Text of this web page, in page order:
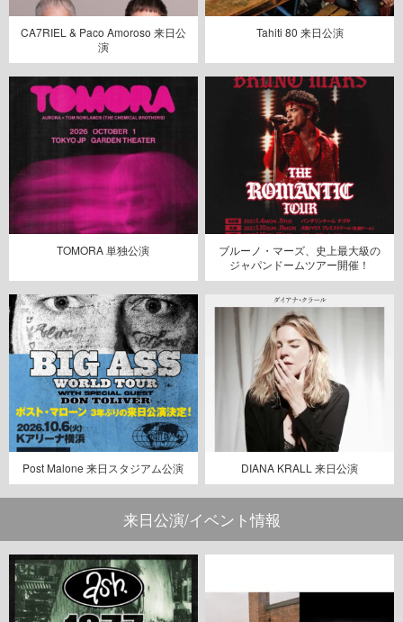
CA7RIEL & Paco Amoroso 来日公
演
Tahiti 80 来日公演
TOMORA 単独公演
ブルーノ・マーズ、史上最大級の
ジャパンドームツアー開催！
Post Malone 来日スタジアム公演 DIANA KRALL 来日公演
来日公演/イベント情報